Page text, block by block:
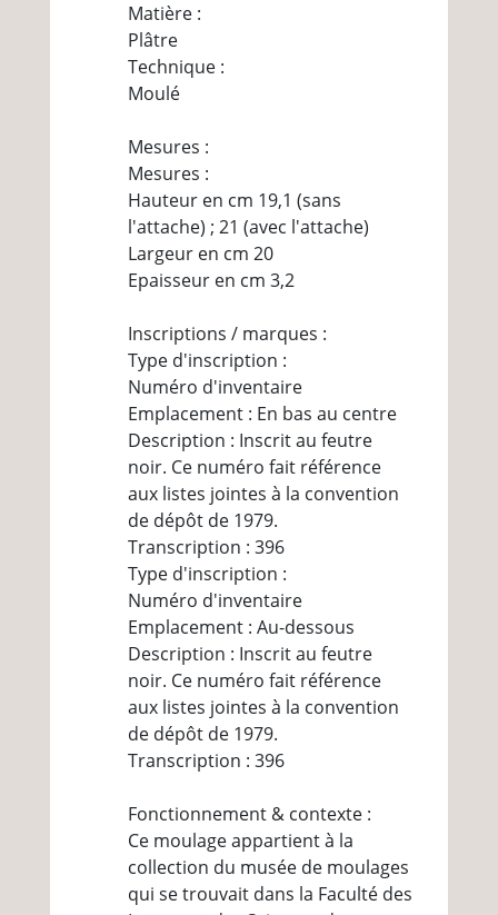
Matière :
Plâtre
Technique :
Moulé
Mesures :
Mesures :
Hauteur en cm 19,1 (sans
l'attache) ; 21 (avec l'attache)
Largeur en cm 20
Epaisseur en cm 3,2
Inscriptions / marques :
Type d'inscription :
Numéro d'inventaire
Emplacement : En bas au centre
Description : Inscrit au feutre
noir. Ce numéro fait référence
aux listes jointes à la convention
de dépôt de 1979.
Transcription : 396
Type d'inscription :
Numéro d'inventaire
Emplacement : Au-dessous
Description : Inscrit au feutre
noir. Ce numéro fait référence
aux listes jointes à la convention
de dépôt de 1979.
Transcription : 396
Fonctionnement & contexte :
Ce moulage appartient à la
collection du musée de moulages
qui se trouvait dans la Faculté des